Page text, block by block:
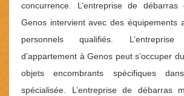
concurrence. L’entreprise de débarras
Genos intervient avec des équipements
personnels qualifiés.
d’appartement à Genos peut s’occuper
objets encombrants spécifiques
spécialisée. L’entreprise de débarras